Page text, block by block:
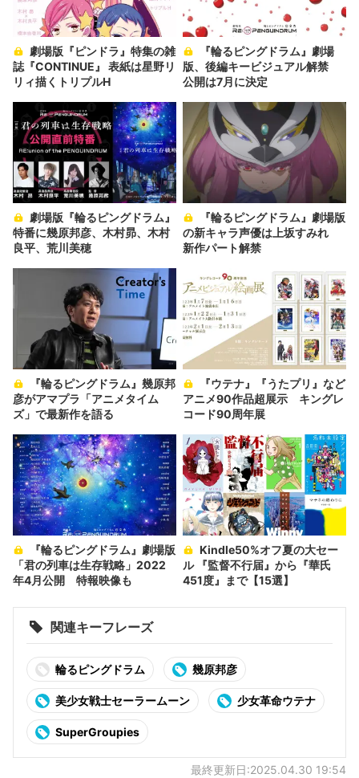
誌『CONTINUE』 表紙は星野リ
リィ描くトリプルH
版、後編キービジュアル解禁
公開は7月に決定
特番に幾原邦彦、木村昴、木村
良平、荒川美穂
の新キャラ声優は上坂すみれ
新作パート解禁
彦がアマプラ「アニメタイム
ズ」で最新作を語る
アニメ90作品超展示 キングレ
コード90周年展
「君の列車は生存戦略」2022
年4月公開 特報映像も
ル 『監督不行届』から『華氏
451度』まで【15選】
関連キーフレーズ
輪るピングドラム 幾原邦彦
美少女戦士セーラームーン 少女革命ウテナ
SuperGroupies
最終更新日:2025.04.30 19:54